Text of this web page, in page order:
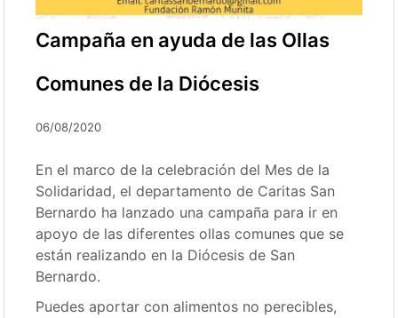
Campaña en ayuda de las Ollas
Comunes de la Diócesis
06/08/2020
En el marco de la celebración del Mes de la
Solidaridad, el departamento de Caritas San
Bernardo ha lanzado una campaña para ir en
apoyo de las diferentes ollas comunes que se
están realizando en la Diócesis de San
Bernardo.
Puedes aportar con alimentos no perecibles,